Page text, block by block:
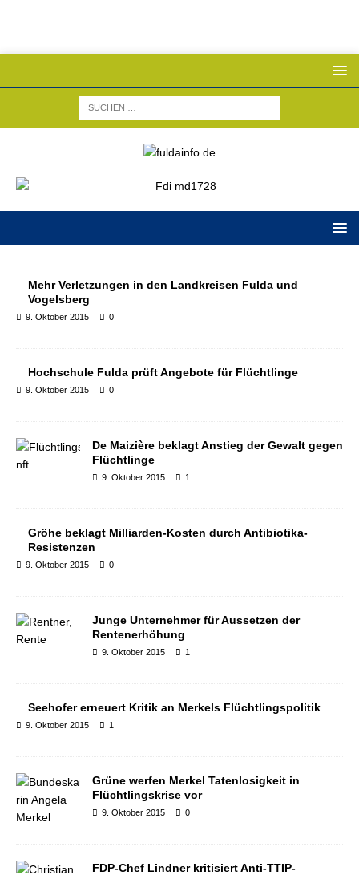
Mehr Verletzungen in den Landkreisen Fulda und
Vogelsberg
9. Oktober 2015 0
Hochschule Fulda prüft Angebote für Flüchtlinge
9. Oktober 2015 0
De Maizière beklagt Anstieg der Gewalt gegen
Flüchtlinge
9. Oktober 2015 1
Gröhe beklagt Milliarden-Kosten durch Antibiotika-
Resistenzen
9. Oktober 2015 0
Junge Unternehmer für Aussetzen der
Rentenerhöhung
9. Oktober 2015 1
Seehofer erneuert Kritik an Merkels Flüchtlingspolitik
9. Oktober 2015 1
Grüne werfen Merkel Tatenlosigkeit in
Flüchtlingskrise vor
9. Oktober 2015 0
FDP-Chef Lindner kritisiert Anti-TTIP-